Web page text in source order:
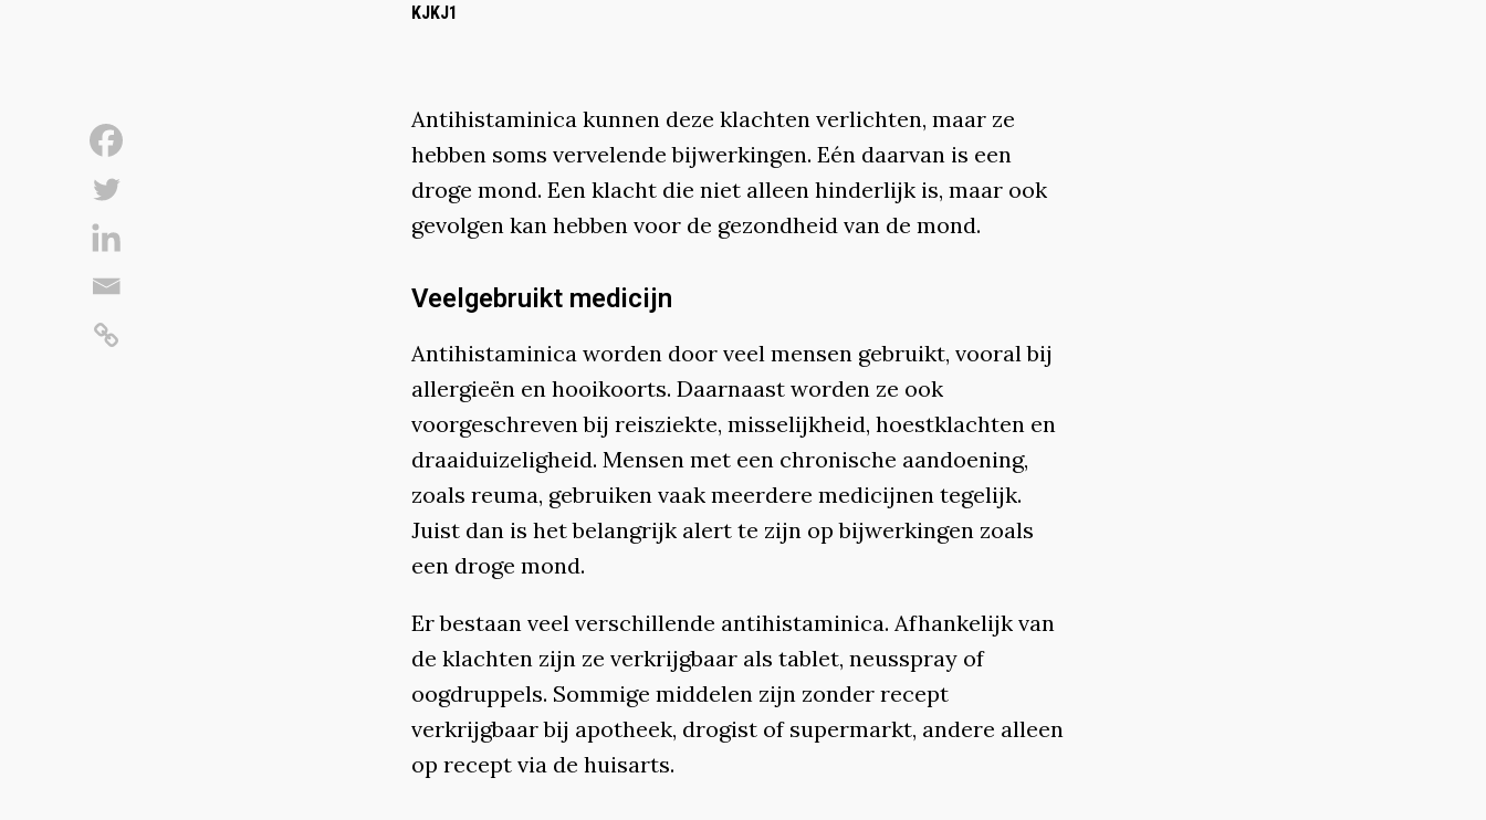
KJKJ1
Antihistaminica kunnen deze klachten verlichten, maar ze
hebben soms vervelende bijwerkingen. Eén daarvan is een
droge mond. Een klacht die niet alleen hinderlijk is, maar ook
gevolgen kan hebben voor de gezondheid van de mond.
Veelgebruikt medicijn
Antihistaminica worden door veel mensen gebruikt, vooral bij
allergieën en hooikoorts. Daarnaast worden ze ook
voorgeschreven bij reisziekte, misselijkheid, hoestklachten en
draaiduizeligheid. Mensen met een chronische aandoening,
zoals reuma, gebruiken vaak meerdere medicijnen tegelijk.
Juist dan is het belangrijk alert te zijn op bijwerkingen zoals
een droge mond.
Er bestaan veel verschillende antihistaminica. Afhankelijk van
de klachten zijn ze verkrijgbaar als tablet, neusspray of
oogdruppels. Sommige middelen zijn zonder recept
verkrijgbaar bij apotheek, drogist of supermarkt, andere alleen
op recept via de huisarts.